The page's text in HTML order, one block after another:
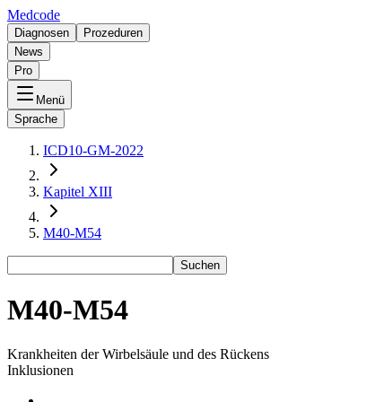
Medcode
Diagnosen
Prozeduren
News
Pro
Menü
Sprache
ICD10-GM-2022
Kapitel XIII
M40-M54
Suchen
M40-M54
Krankheiten der Wirbelsäule und des Rückens
Inklusionen